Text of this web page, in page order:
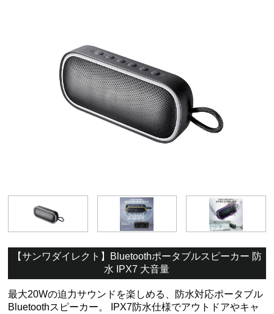
【サンワダイレクト】Bluetoothポータブルスピーカー 防
水 IPX7 大音量
最大20Wの迫力サウンドを楽しめる、防水対応ポータブル
Bluetoothスピーカー。 IPX7防水仕様でアウトドアやキャ